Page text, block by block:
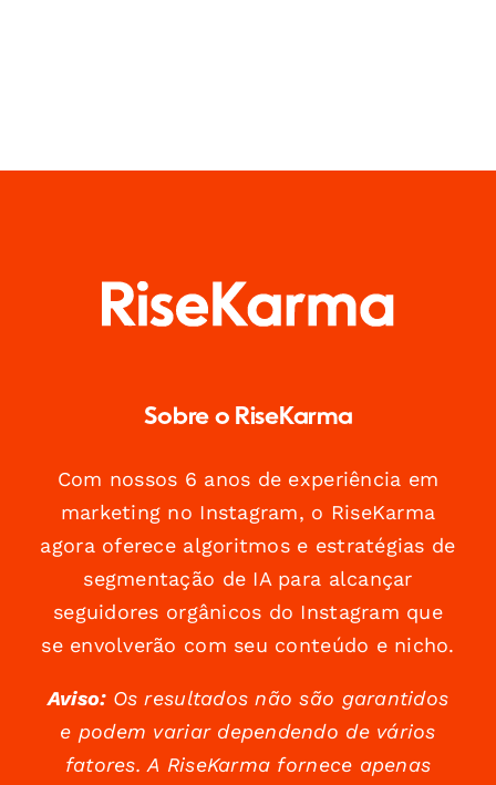
Sobre o RiseKarma
Com nossos 6 anos de experiência em
marketing no Instagram, o RiseKarma
agora oferece algoritmos e estratégias de
segmentação de IA para alcançar
seguidores orgânicos do Instagram que
se envolverão com seu conteúdo e nicho.
Aviso:Os resultados não são garantidos
e podem variar dependendo de vários
fatores. A RiseKarma fornece apenas